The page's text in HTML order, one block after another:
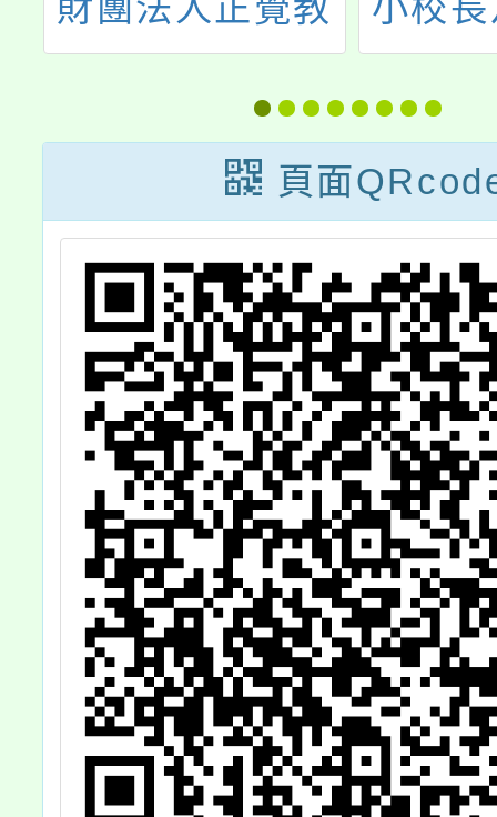
財團法人正覺教
育基金會合辦生
命教育「生命的
圓滿－尋覓教師
的春天」教師研
習活動，歡迎報
名參加，請查
照。
小校
境教
頁面